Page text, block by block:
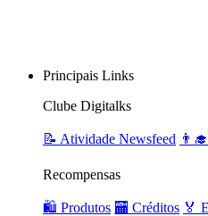
Principais Links
Clube Digitalks
📝 Atividade Newsfeed
Recompensas
🛍️ Produtos 🏧 Créditos 🏅